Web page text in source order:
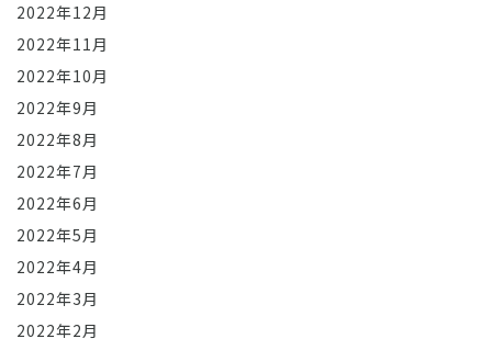
2022年12月
2022年11月
2022年10月
2022年9月
2022年8月
2022年7月
2022年6月
2022年5月
2022年4月
2022年3月
2022年2月